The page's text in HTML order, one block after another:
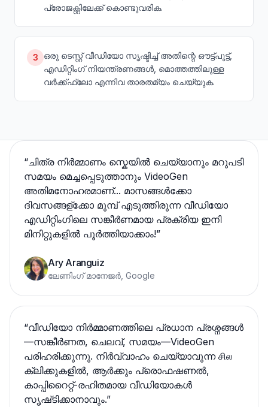
പ്രോജക്റ്റിലേക്ക് കൊണ്ടുവരിക.
3
ഒരു ടെസ്റ്റ് വീഡിയോ സൃഷ്ടിച്ച് അതിന്റെ ഔട്ട്പുട്ട്,
എഡിറ്റിംഗ് നിയന്ത്രണങ്ങൾ, മൊത്തത്തിലുള്ള
വർക്ക്ഫ്ലോ എന്നിവ താരതമ്യം ചെയ്യുക.
“ചിത്ര നിർമ്മാണം സ്കെയിൽ ചെയ്യാനും മറുപടി
സമയം മെച്ചപ്പെടുത്താനും VideoGen
അതിമനോഹരമാണ്... മാസങ്ങൾക്കോ
ദിവസങ്ങള്ക്കോ മുമ്പ് എടുത്തിരുന്ന വീഡിയോ
എഡിറ്റിംഗിലെ സങ്കീര്‍ണമായ പ്രക്രിയ ഇനി
മിനിറ്റുകളിൽ പൂർത്തിയാക്കാം!”
Ary Aranguiz
ലേണിംഗ് മാനേജർ, Google
“വീഡിയോ നിർമ്മാണത്തിലെ പ്രധാന പ്രശ്നങ്ങൾ
—സങ്കീര്‍ണത, ചെലവ്, സമയം—VideoGen
പരിഹരിക്കുന്നു. നിർവ്വാഹം ചെയ്യാവുന്ന சில
ക്ലിക്കുകളിൽ, ആര്‍ക്കും പ്രൊഫഷണൽ,
കാപ്പിറൈറ്റ്-രഹിതമായ വീഡിയോകൾ
സൃഷ്‌ടിക്കാനാവും.”